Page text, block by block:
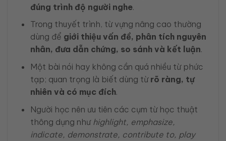
đúng trình độ người nghe.
Trong thuyết trình, từ vựng nâng cao thường
dùng để giới thiệu vấn đề, phân tích nguyên
nhân, đưa dẫn chứng, so sánh và kết luận.
Một bài nói hay không cần quá nhiều từ phức
tạp; quan trọng là biết dùng từ rõ ràng, tự
nhiên và có mục đích.
Người học nên ưu tiên các cụm từ học thuật
thông dụng như highlight, emphasize,
indicate, demonstrate, contribute to, play